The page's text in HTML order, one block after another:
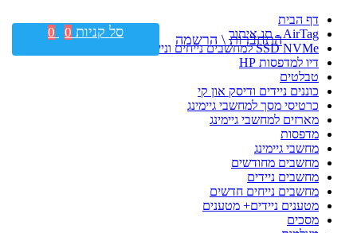
דף הבית
AirTag - תג איתור
SSD NVMe למחשבים נייחים וניידים
דיו למדפסות HP
טבלטים
כוננים ניידים ודיסק און קי
כרטיסי מסך למחשבי גיימינג
מארזים למחשבי גיימינג
מדפסות
מחשבי גיימינג
מחשבים מחודשים
מחשבים ניידים
מחשבים נייחים חדשים
מטענים ניידים+ מטענים
מסכים
התחברות \ הרשמה סל קניות 0
0